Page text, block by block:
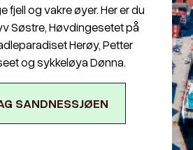
fjell og vakre øyer. Her er du
Søstre, Høvdingesetet på
Herøy, Petter
og sykkeløya Dønna.
SANDNESSJØEN